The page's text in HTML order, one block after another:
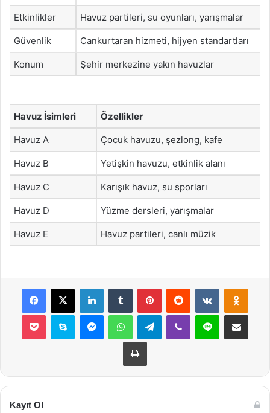
Etkinlikler Havuz partileri, su oyunları, yarışmalar
Güvenlik Cankurtaran hizmeti, hijyen standartları
Konum Şehir merkezine yakın havuzlar
Havuz İsimleri Özellikler
Havuz A Çocuk havuzu, şezlong, kafe
Havuz B Yetişkin havuzu, etkinlik alanı
Havuz C Karışık havuz, su sporları
Havuz D Yüzme dersleri, yarışmalar
Havuz E Havuz partileri, canlı müzik
Facebook
X LinkedInTumblr PinterestReddit VKontakte
Pocket Skype MessengerWhatsAppTelegramViber Line E-Posta ile
Yazdır
Kayıt Ol